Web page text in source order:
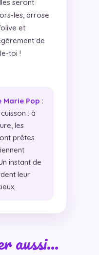
seront
les, arrose
et
de
toi !
Pop :
: à
les
prêtes
instant de
leur
aussi…